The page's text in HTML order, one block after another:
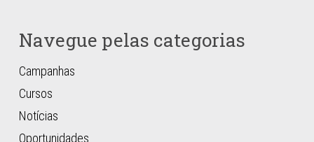
Navegue pelas categorias
Campanhas
Cursos
Notícias
Oportunidades